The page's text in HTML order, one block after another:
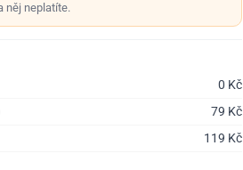
něj neplatíte.
0 Kč
79 Kč
119 Kč